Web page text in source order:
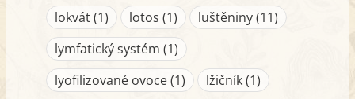
lokvát (1)
lotos (1)
luštěniny (11)
lymfatický systém (1)
lyofilizované ovoce (1)
lžičník (1)